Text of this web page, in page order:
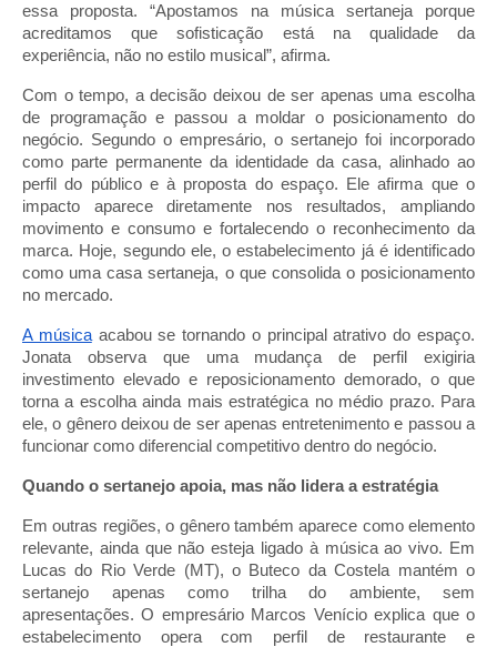
essa proposta. “Apostamos na música sertaneja porque
acreditamos que sofisticação está na qualidade da
experiência, não no estilo musical”, afirma.
Com o tempo, a decisão deixou de ser apenas uma escolha
de programação e passou a moldar o posicionamento do
negócio. Segundo o empresário, o sertanejo foi incorporado
como parte permanente da identidade da casa, alinhado ao
perfil do público e à proposta do espaço. Ele afirma que o
impacto aparece diretamente nos resultados, ampliando
movimento e consumo e fortalecendo o reconhecimento da
marca. Hoje, segundo ele, o estabelecimento já é identificado
como uma casa sertaneja, o que consolida o posicionamento
no mercado.
A músicaacabou se tornando o principal atrativo do espaço.
Jonata observa que uma mudança de perfil exigiria
investimento elevado e reposicionamento demorado, o que
torna a escolha ainda mais estratégica no médio prazo. Para
ele, o gênero deixou de ser apenas entretenimento e passou a
funcionar como diferencial competitivo dentro do negócio.
Quando o sertanejo apoia, mas não lidera a estratégia
Em outras regiões, o gênero também aparece como elemento
relevante, ainda que não esteja ligado à música ao vivo. Em
Lucas do Rio Verde (MT), o Buteco da Costela mantém o
sertanejo apenas como trilha do ambiente, sem
apresentações. O empresário Marcos Venício explica que o
estabelecimento opera com perfil de restaurante e